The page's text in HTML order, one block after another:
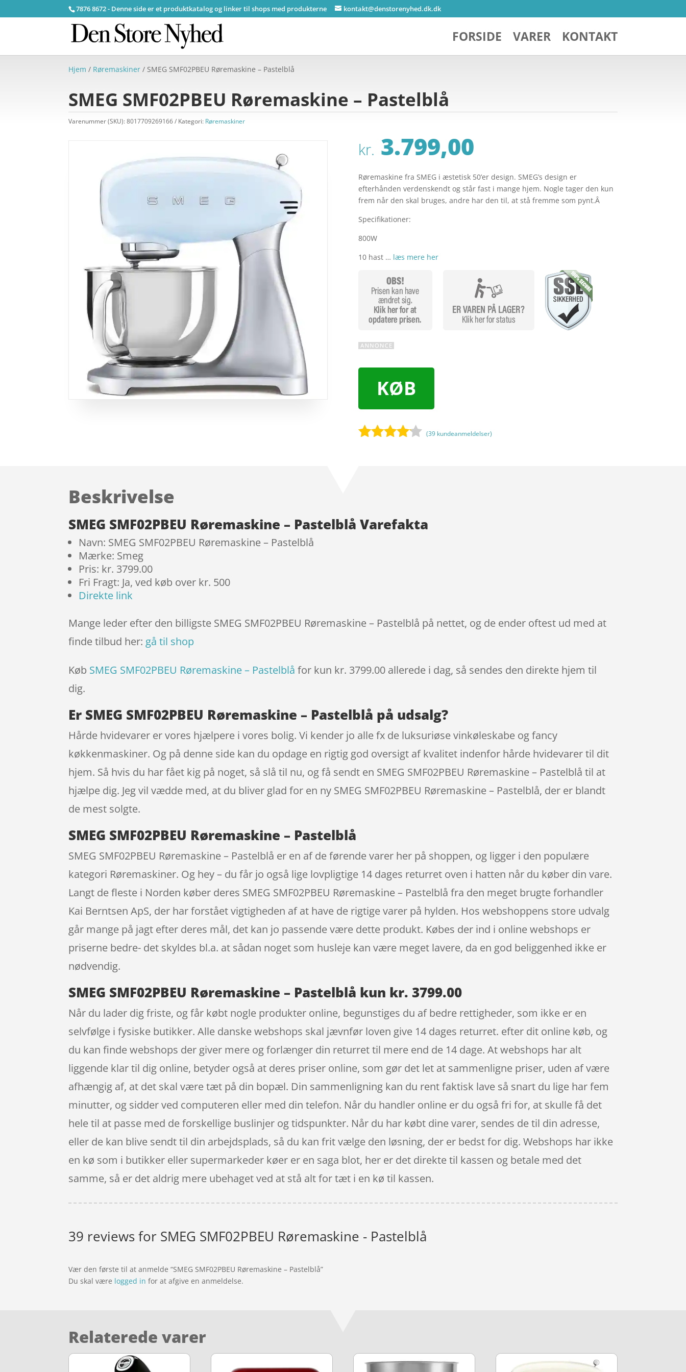
7876 8672 - Denne side er et produktkatalog og linker til shops med produkterne kontakt@denstorenyhed.dk.dk
FORSIDE VARER KONTAKT
Hjem / Røremaskiner / SMEG SMF02PBEU Røremaskine – Pastelblå
SMEG SMF02PBEU Røremaskine – Pastelblå
Varenummer (SKU):8017709269166 Kategori: Røremaskiner
kr. 3.799,00
Røremaskine fra SMEG i æstetisk 50’er design. SMEG’s design er
efterhånden verdenskendt og står fast i mange hjem. Nogle tager den kun
frem når den skal bruges, andre har den til, at stå fremme som pynt.Â
Specifikationer:
800W
10 hast … læs mere her
KØB
ømmels
(39 kundeanmeldelser)
Beskrivelse
SMEG SMF02PBEU Røremaskine – Pastelblå Varefakta
Navn: SMEG SMF02PBEU Røremaskine – Pastelblå
Mærke: Smeg
Pris: kr. 3799.00
Fri Fragt: Ja, ved køb over kr. 500
Direkte link
Mange leder efter den billigste SMEG SMF02PBEU Røremaskine – Pastelblå på nettet, og de ender oftest ud med at
finde tilbud her: gå til shop
Køb SMEG SMF02PBEU Røremaskine – Pastelblå for kun kr. 3799.00 allerede i dag, så sendes den direkte hjem til
dig.
Er SMEG SMF02PBEU Røremaskine – Pastelblå på udsalg?
Hårde hvidevarer er vores hjælpere i vores bolig. Vi kender jo alle fx de luksuriøse vinkøleskabe og fancy
køkkenmaskiner. Og på denne side kan du opdage en rigtig god oversigt af kvalitet indenfor hårde hvidevarer til dit
hjem. Så hvis du har fået kig på noget, så slå til nu, og få sendt en SMEG SMF02PBEU Røremaskine – Pastelblå til at
hjælpe dig. Jeg vil vædde med, at du bliver glad for en ny SMEG SMF02PBEU Røremaskine – Pastelblå, der er blandt
de mest solgte.
SMEG SMF02PBEU Røremaskine – Pastelblå
SMEG SMF02PBEU Røremaskine – Pastelblå er en af de førende varer her på shoppen, og ligger i den populære
kategori Røremaskiner. Og hey – du får jo også lige lovpligtige 14 dages returret oven i hatten når du køber din vare.
Langt de fleste i Norden køber deres SMEG SMF02PBEU Røremaskine – Pastelblå fra den meget brugte forhandler
Kai Berntsen ApS, der har forstået vigtigheden af at have de rigtige varer på hylden. Hos webshoppens store udvalg
går mange på jagt efter deres mål, det kan jo passende være dette produkt. Købes der ind i online webshops er
priserne bedre- det skyldes bl.a. at sådan noget som husleje kan være meget lavere, da en god beliggenhed ikke er
nødvendig.
SMEG SMF02PBEU Røremaskine – Pastelblå kun kr. 3799.00
Når du lader dig friste, og får købt nogle produkter online, begunstiges du af bedre rettigheder, som ikke er en
selvfølge i fysiske butikker. Alle danske webshops skal jævnfør loven give 14 dages returret. efter dit online køb, og
du kan finde webshops der giver mere og forlænger din returret til mere end de 14 dage. At webshops har alt
liggende klar til dig online, betyder også at deres priser online, som gør det let at sammenligne priser, uden af være
afhængig af, at det skal være tæt på din bopæl. Din sammenligning kan du rent faktisk lave så snart du lige har fem
minutter, og sidder ved computeren eller med din telefon. Når du handler online er du også fri for, at skulle få det
hele til at passe med de forskellige buslinjer og tidspunkter. Når du har købt dine varer, sendes de til din adresse,
eller de kan blive sendt til din arbejdsplads, så du kan frit vælge den løsning, der er bedst for dig. Webshops har ikke
en kø som i butikker eller supermarkeder køer er en saga blot, her er det direkte til kassen og betale med det
samme, så er det aldrig mere ubehaget ved at stå alt for tæt i en kø til kassen.
39 reviews for SMEG SMF02PBEU Røremaskine - Pastelblå
Vær den første til at anmelde “SMEG SMF02PBEU Røremaskine – Pastelblå”
Du skal være logged in for at afgive en anmeldelse.
Relaterede varer